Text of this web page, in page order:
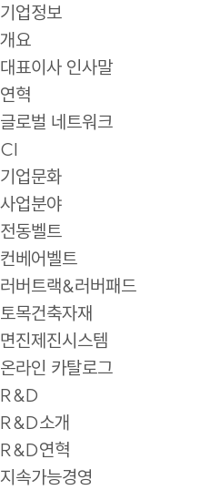
기업정보
개요
대표이사 인사말
연혁
글로벌 네트워크
CI
기업문화
사업분야
전동벨트
컨베어벨트
러버트랙&러버패드
토목건축자재
면진제진시스템
온라인 카탈로그
R&D
R&D소개
R&D연혁
지속가능경영